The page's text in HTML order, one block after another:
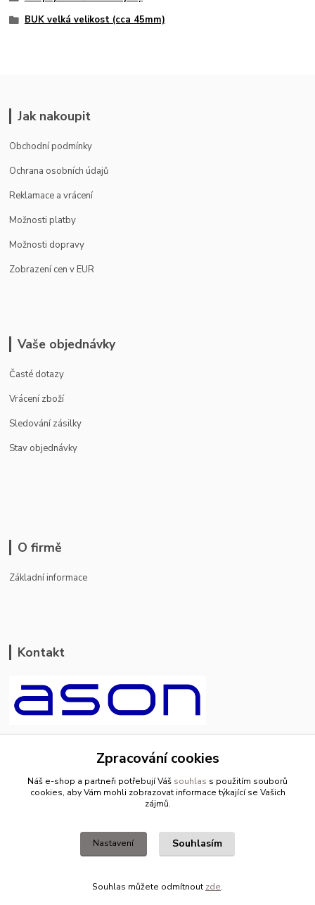
BUK velká velikost (cca 45mm)
Jak nakoupit
Obchodní podmínky
Ochrana osobních údajů
Reklamace a vrácení
Možnosti platby
Možnosti dopravy
Zobrazení cen v EUR
Vaše objednávky
Časté dotazy
Vrácení zboží
Sledování zásilky
Stav objednávky
O firmě
Základní informace
Kontakt
+420 799 500 769
pracovní dny 8-11hod.,13-15hod.
Zpracování cookies
Náš e-shop a partneři potřebují Váš souhlas s použitím souborů
cookies, aby Vám mohli zobrazovat informace týkající se Vašich
zájmů.
Nastavení Souhlasím
Souhlas můžete odmítnout zde.